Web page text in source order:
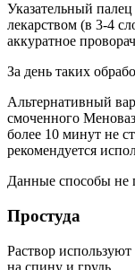
Указательный
лекарством (в 3-4
аккуратное
За день таких
Альтернативный
смоченного
более 10 минут не
рекомендуется
Данные способы не
Простуда
Раствор
на спину и грудь.